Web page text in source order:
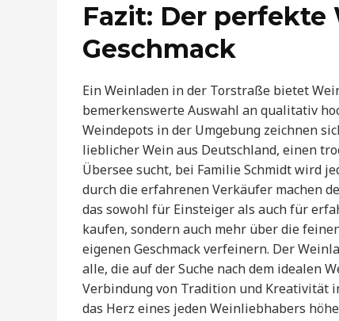
Fazit: Der
Geschmack
Ein Weinladen in der Torstraße bietet
bemerkenswerte Auswahl an qualitativ
Weindepots in der Umgebung zeichnen
lieblicher Wein aus Deutschland, einen
Übersee sucht, bei Familie Schmidt wird
durch die erfahrenen Verkäufer machen
das sowohl für Einsteiger als auch für
kaufen, sondern auch mehr über die
eigenen Geschmack verfeinern. Der
alle, die auf der Suche nach dem idealen
Verbindung von Tradition und Kreativität
das Herz eines jeden Weinliebhabers